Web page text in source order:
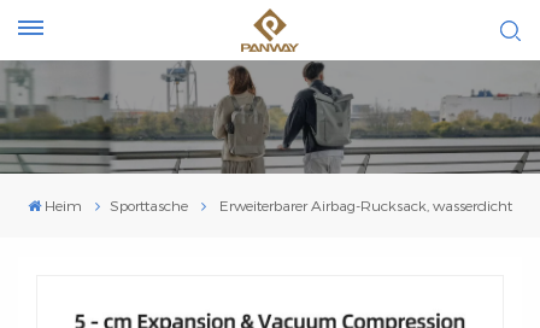
Heim Sporttasche Erweiterbarer Airbag-Rucksack, wasserdicht